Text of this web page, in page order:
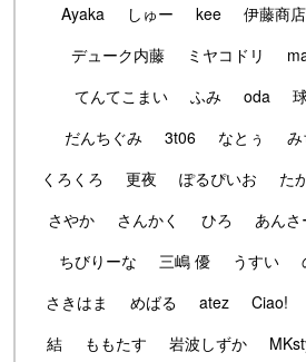
Ayaka
しゅー kee 伊藤商店
デューク内藤
ミヤコドリ
てんてこまい
ふみ oda
だんちぐみ
3t06 なとぅ
くろくろ
更夜 ぽるぴいお た
さやか
さんかく ひろ あんさ
ちびりーな
三嶋 優 うすい
さきはま
めばる atez Ciao!
結
ももたす 岩波しずか